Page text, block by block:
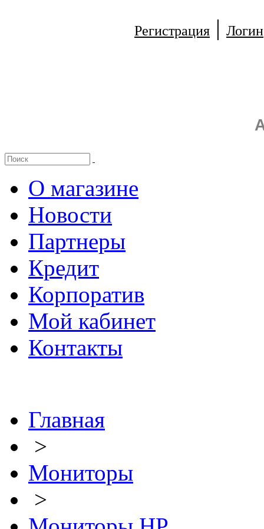
Регистрация | Логин
О магазине
Новости
Партнеры
Кредит
Корпоратив
Мой кабинет
Контакты
Главная
>
Мониторы
>